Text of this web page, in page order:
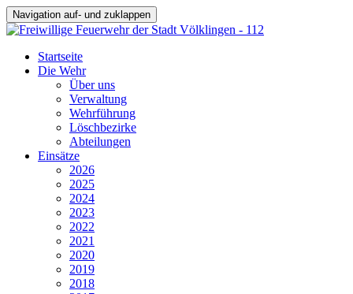
Navigation auf- und zuklappen
Startseite
Die Wehr
Über uns
Verwaltung
Wehrführung
Löschbezirke
Abteilungen
Einsätze
2026
2025
2024
2023
2022
2021
2020
2019
2018